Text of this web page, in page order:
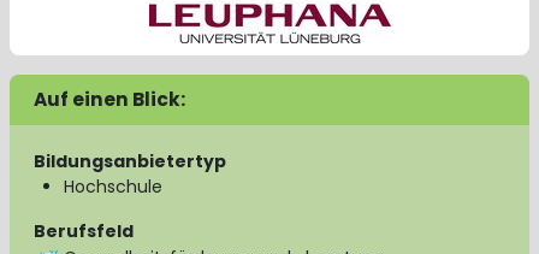
Auf einen Blick:
Bildungsanbietertyp
Hochschule
Berufsfeld